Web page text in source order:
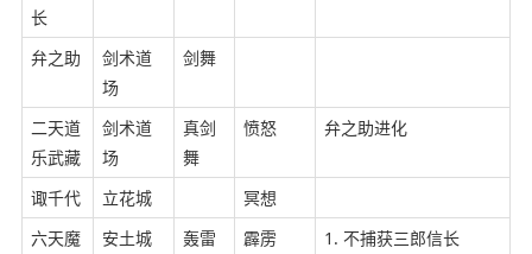
长
弁之助
剑术道
场
剑舞
二天道
乐武藏
剑术道
场
真剑
舞
愤怒 弁之助进化
诹千代 立花城
冥想
六天魔
安土城 轰雷 霹雳
1. 不捕获三郎信长